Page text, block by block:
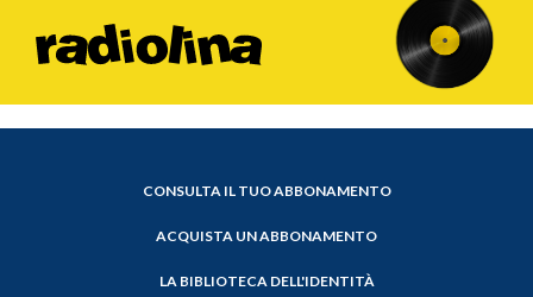
CONSULTA IL TUO ABBONAMENTO
ACQUISTA UN ABBONAMENTO
LA BIBLIOTECA DELL'IDENTITÀ